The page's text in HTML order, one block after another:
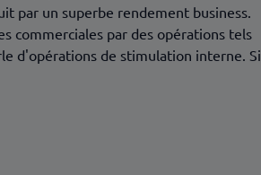
par un superbe rendement business.
commerciales par des opérations tels
d'opérations de stimulation interne. Si